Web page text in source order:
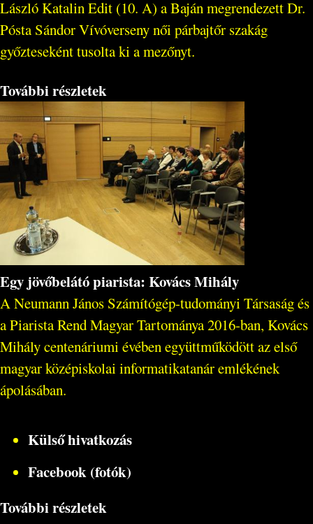
László Katalin Edit (10. A) a Baján megrendezett Dr.
Pósta Sándor Vívóverseny női párbajtőr szakág
győzteseként tusolta ki a mezőnyt.
További részletek
Egy jövőbelátó piarista: Kovács Mihály
A Neumann János Számítógép-tudományi Társaság és
a Piarista Rend Magyar Tartománya 2016-ban, Kovács
Mihály centenáriumi évében együttműködött az első
magyar középiskolai informatikatanár emlékének
ápolásában.
Külső hivatkozás
Facebook (fotók)
További részletek